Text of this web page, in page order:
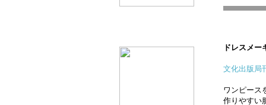
ドレスメ
文化出版局
ワンピース
作りやすい